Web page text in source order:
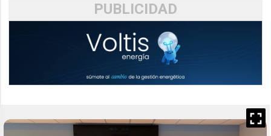
PUBLICIDAD